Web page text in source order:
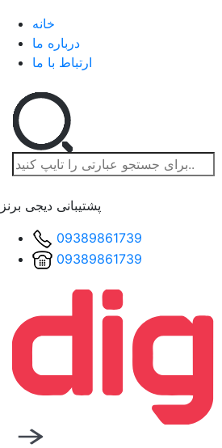
خانه
درباره ما
ارتباط با ما
پشتیبانی دیجی برنز
09389861739
09389861739